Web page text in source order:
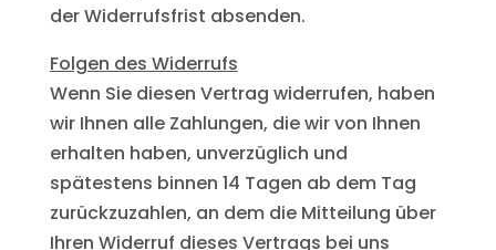
der Widerrufsfrist absenden.
Folgen des Widerrufs
Wenn Sie diesen Vertrag widerrufen, haben
wir Ihnen alle Zahlungen, die wir von Ihnen
erhalten haben, unverzüglich und
spätestens binnen 14 Tagen ab dem Tag
zurückzuzahlen, an dem die Mitteilung über
Ihren Widerruf dieses Vertrags bei uns